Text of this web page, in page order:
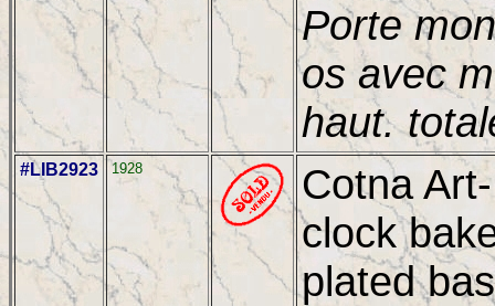
Porte
os avec
haut.
#LIB2923 1928
Cotna
clock
plated